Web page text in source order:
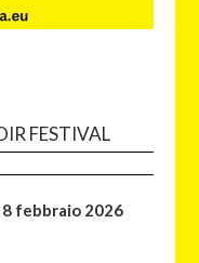
FESTIVAL
8 febbraio 2026